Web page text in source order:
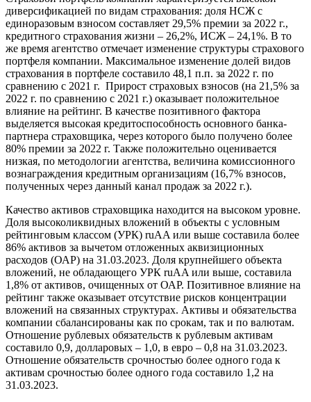
диверсификацией по видам страхования: доля НСЖ с
единоразовым взносом составляет 29,5% премии за 2022 г.,
кредитного страхования жизни – 26,2%, ИСЖ – 24,1%. В то
же время агентство отмечает изменение структуры страхового
портфеля компании. Максимальное изменение долей видов
страхования в портфеле составило 48,1 п.п. за 2022 г. по
сравнению с 2021 г. Прирост страховых взносов (на 21,5% за
2022 г. по сравнению с 2021 г.) оказывает положительное
влияние на рейтинг. В качестве позитивного фактора
выделяется высокая кредитоспособность основного банка-
партнера страховщика, через которого было получено более
80% премии за 2022 г. Также положительно оценивается
низкая, по методологии агентства, величина комиссионного
вознаграждения кредитным организациям (16,7% взносов,
полученных через данный канал продаж за 2022 г.).
Качество активов страховщика находится на высоком уровне.
Доля высоколиквидных вложений в объекты с условным
рейтинговым классом (УРК) ruAA или выше составила более
86% активов за вычетом отложенных аквизиционных
расходов (ОАР) на 31.03.2023. Доля крупнейшего объекта
вложений, не обладающего УРК ruAA или выше, составила
1,8% от активов, очищенных от ОАР. Позитивное влияние на
рейтинг также оказывает отсутствие рисков концентрации
вложений на связанных структурах. Активы и обязательства
компании сбалансированы как по срокам, так и по валютам.
Отношение рублевых обязательств к рублевым активам
составило 0,9, долларовых – 1,0, в евро – 0,8 на 31.03.2023.
Отношение обязательств срочностью более одного года к
активам срочностью более одного года составило 1,2 на
31.03.2023.